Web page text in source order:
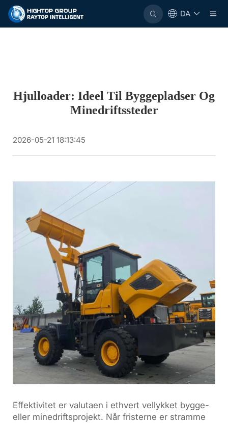
DA
Hjulloader: Ideel Til Byggepladser Og
Minedriftssteder
2026-05-21 18:13:45
Effektivitet er valutaen i ethvert vellykket bygge-
eller minedriftsprojekt. Når fristerne er stramme